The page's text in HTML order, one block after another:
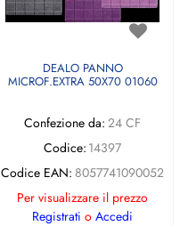
DEALO PANNO
MICROF.EXTRA 50X70 01060
Confezione da: 24 CF
Codice: 14397
Codice EAN: 8057741090052
Per visualizzare il prezzo
Registrati o Accedi